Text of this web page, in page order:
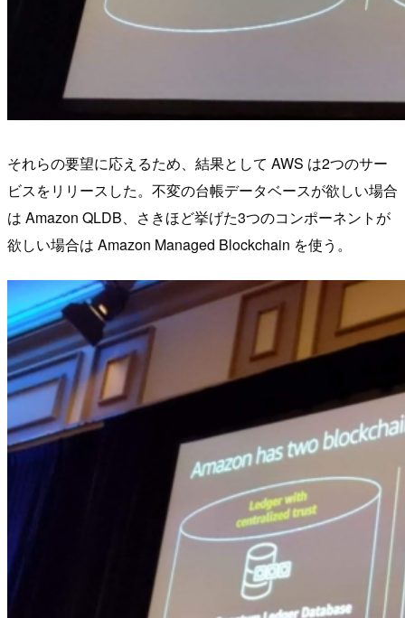
それらの要望に応えるため、結果として AWS は2つのサー
ビスをリリースした。不変の台帳データベースが欲しい場合
は Amazon QLDB、さきほど挙げた3つのコンポーネントが
欲しい場合は Amazon Managed Blockchain を使う。